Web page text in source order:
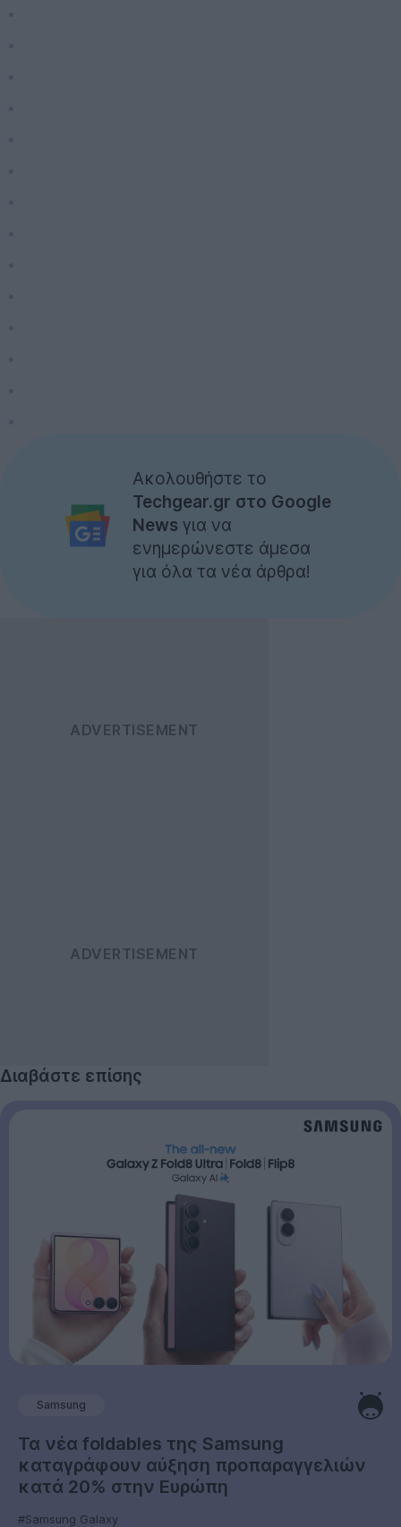
Ακολουθήστε το
Techgear.gr στο Google
News για να
ενημερώνεστε άμεσα
για όλα τα νέα άρθρα!
Διαβάστε επίσης
Samsung
Τα νέα foldables της Samsung
καταγράφουν αύξηση προπαραγγελιών
κατά 20% στην Ευρώπη
#Samsung Galaxy